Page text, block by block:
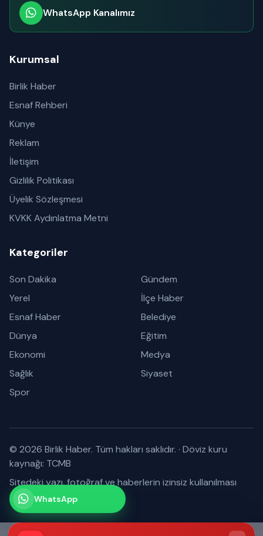
WhatsApp Kanalımız
Kurumsal
Birlik Haber
Esnaf Rehberi
Künye
Reklam
İletişim
Gizlilik Politikası
Üyelik Sözleşmesi
KVKK Aydınlatma Metni
Kategoriler
Son Dakika
Gündem
Yerel
İlçe Haber
Esnaf Haber
Belediye
Dünya
Eğitim
Ekonomi
Medya
Sağlık
Siyaset
Spor
© 2026 Birlik Haber. Tüm hakları saklıdır. · Döviz kuru
kaynağı: TCMB
Sitedeki yazı, fotoğraf ve haberlerin izinsiz kullanılması
yasaktır.WhatsApp
Kanalımız
Abone olabilirsiniz